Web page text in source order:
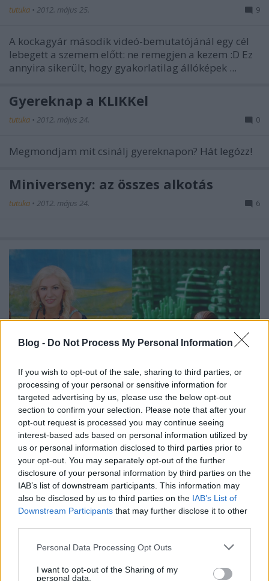
Blog - Do Not Process My Personal Information
If you wish to opt-out of the sale, sharing to third parties, or
processing of your personal or sensitive information for
targeted advertising by us, please use the below opt-out
section to confirm your selection. Please note that after your
opt-out request is processed you may continue seeing
interest-based ads based on personal information utilized by
us or personal information disclosed to third parties prior to
your opt-out. You may separately opt-out of the further
disclosure of your personal information by third parties on the
IAB’s list of downstream participants. This information may
also be disclosed by us to third parties on the IAB’s List of
Downstream Participants that may further disclose it to other
Please note that this website/app uses one or more Google
not limited to your visit or usage behaviour. You may click to
Personal Data Processing Opt Outs
I want to opt-out of the Sharing of my
personal data.
tutuka • 2012. május 25. 9
A kockagyár második videó-bemutatójánál egy cél
lebegett a szemem előtt: ne remegjen a kezem :D Ez
annyira sikerült, hogy gyakorlatilag állóképek ...
Gyereknap a KLIKKel
tutuka • 2012. május 24. 0
Megmondjam mit csinálj gyereknapon? Hát legózz!
Miniverseny: az összes alkotás
tutuka • 2012. május 24. 6
Kis magyar LEGO arcképcsarnok (7.):
Kiszel Tünde
tutuka•2012. május 24.
A tartalom és a forma tökéletes egysége. Akár
legóból, akár húsból nézzük. (Szincsák Róbert
alkotása)